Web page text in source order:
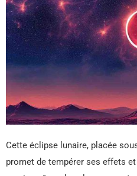
Cette éclipse lunaire, placée
promet de tempérer ses effets